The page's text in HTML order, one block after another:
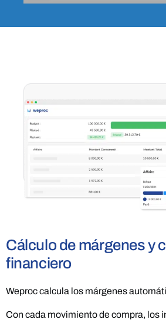
Cálculo de márgenes y
financiero
Weproc calcula los márgenes
Con cada movimiento de compra, los